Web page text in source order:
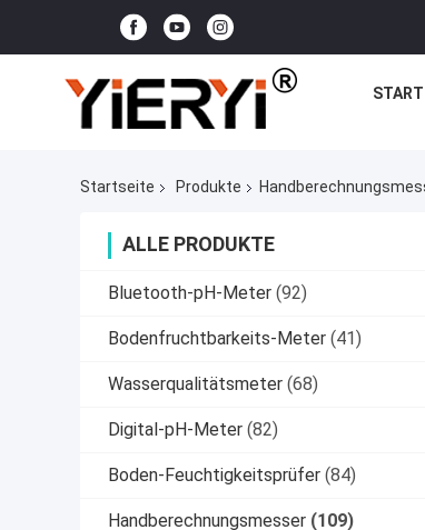
Startseite Produkte
ALLE PRODUKTE
Bluetooth-pH-Meter (92)
Bodenfruchtbarkeits-Meter (41)
Wasserqualitätsmeter (68)
Digital-pH-Meter (82)
Boden-Feuchtigkeitsprüfer (84)
Handberechnungsmesser (109)